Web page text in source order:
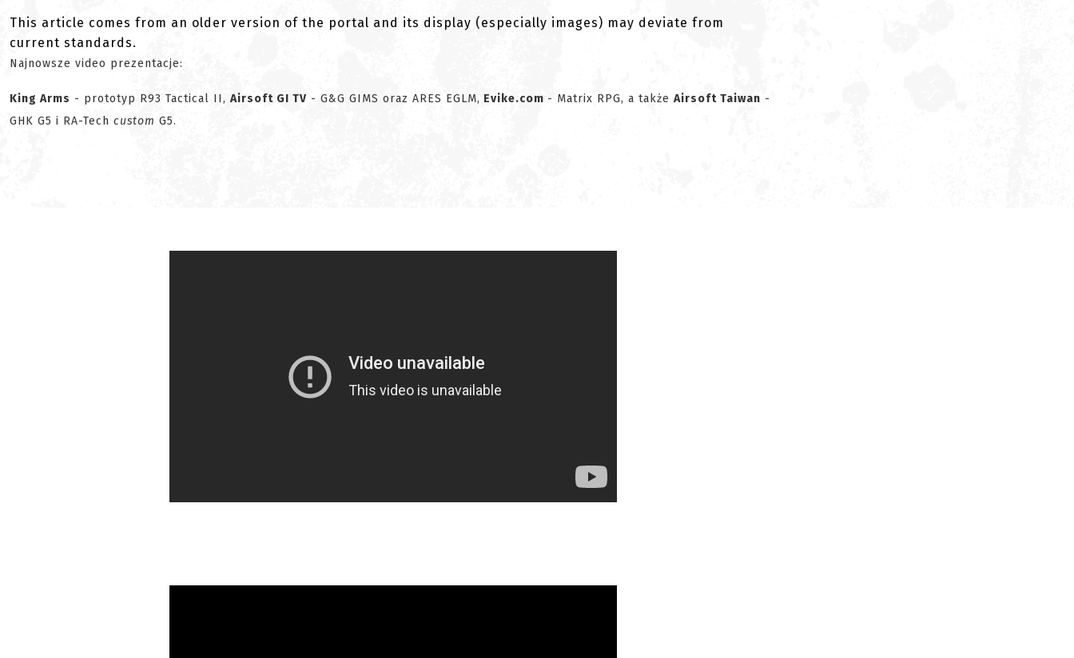
This article comes from an older version of the portal and its display (especially images) may deviate from
current standards.
Najnowsze video prezentacje:
King Arms - prototyp R93 Tactical II, Airsoft GI TV - G&G GIMS oraz ARES EGLM, Evike.com - Matrix RPG, a także Airsoft Taiwan -
GHK G5 i RA-Tech custom G5.